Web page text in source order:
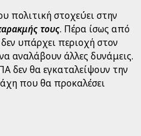
πολιτική στοχεύει στην
τους. Πέρα ίσως από
υπάρχει περιοχή στον
αναλάβουν άλλες δυνάμεις.
δεν θα εγκαταλείψουν την
που θα προκαλέσει